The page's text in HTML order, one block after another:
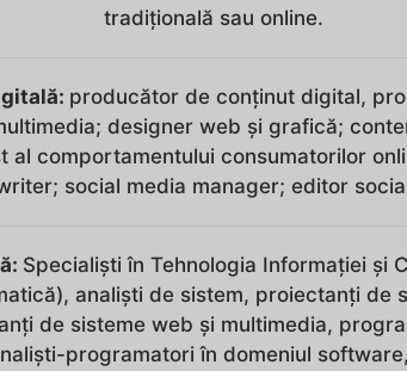
tradițională sau online.
producător de conținut digital,
designer web și grafică;
al comportamentului consumatorilor
social media manager; editor
Specialişti în Tehnologia Informaţiei şi
analişti de sistem, proiectanţi de
de sisteme web şi multimedia,
programatori în domeniul